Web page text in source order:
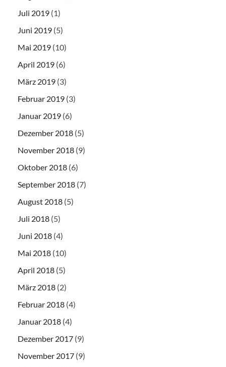
Juli 2019 (1)
Juni 2019 (5)
Mai 2019 (10)
April 2019 (6)
März 2019 (3)
Februar 2019 (3)
Januar 2019 (6)
Dezember 2018 (5)
November 2018 (9)
Oktober 2018 (6)
September 2018 (7)
August 2018 (5)
Juli 2018 (5)
Juni 2018 (4)
Mai 2018 (10)
April 2018 (5)
März 2018 (2)
Februar 2018 (4)
Januar 2018 (4)
Dezember 2017 (9)
November 2017 (9)